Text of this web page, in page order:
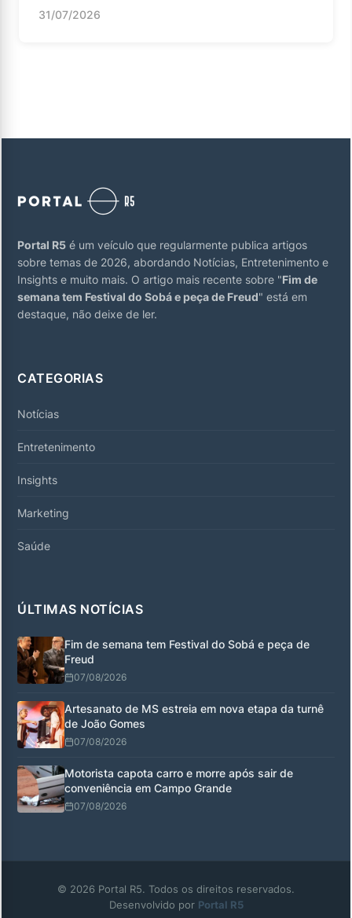
31/07/2026
Portal R5 é um veículo que regularmente publica artigos
sobre temas de 2026, abordando Notícias, Entretenimento e
Insights e muito mais. O artigo mais recente sobre "Fim de
semana tem Festival do Sobá e peça de Freud" está em
destaque, não deixe de ler.
CATEGORIAS
Notícias
Entretenimento
Insights
Marketing
Saúde
ÚLTIMAS NOTÍCIAS
Fim de semana tem Festival do Sobá e peça de
Freud
07/08/2026
Artesanato de MS estreia em nova etapa da turnê
de João Gomes
07/08/2026
Motorista capota carro e morre após sair de
conveniência em Campo Grande
07/08/2026
© 2026 Portal R5. Todos os direitos reservados.
Desenvolvido por Portal R5